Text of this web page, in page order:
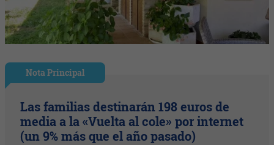
Nota Principal
Las familias destinarán 198 euros de
media a la «Vuelta al cole» por internet
(un 9% más que el año pasado)